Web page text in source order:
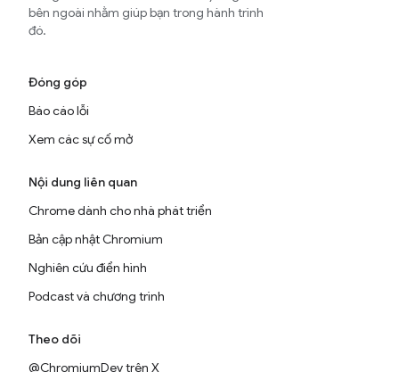
bên ngoài nhằm giúp bạn trong hành trình
đó.
Đóng góp
Báo cáo lỗi
Xem các sự cố mở
Nội dung liên quan
Chrome dành cho nhà phát triển
Bản cập nhật Chromium
Nghiên cứu điển hình
Podcast và chương trình
Theo dõi
@ChromiumDev trên X